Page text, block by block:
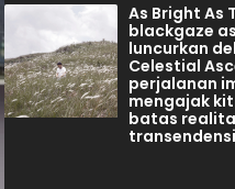
As Bright As
blackgaze
luncurkan
Celestial
perjalanan
mengajak
batas